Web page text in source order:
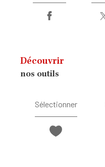
découvrir
nos outils
Sélectionner